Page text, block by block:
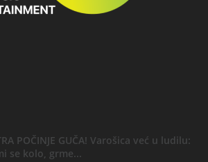
POČINJE GUČA! Varošica već u ludilu:
se kolo, grme...